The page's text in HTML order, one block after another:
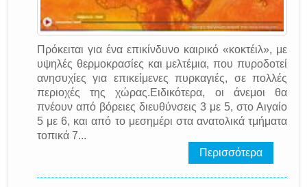
Πρόκειται για ένα επικίνδυνο καιρικό «κοκτέιλ», με
υψηλές θερμοκρασίες και μελτέμια, που πυροδοτεί
ανησυχίες για επικείμενες πυρκαγιές, σε πολλές
περιοχές της χώρας.Ειδικότερα, οι άνεμοι θα
πνέουν από βόρειες διευθύνσεις 3 με 5, στο Αιγαίο
5 με 6, και από το μεσημέρι στα ανατολικά τμήματα
τοπικά 7...
Περισσότερα